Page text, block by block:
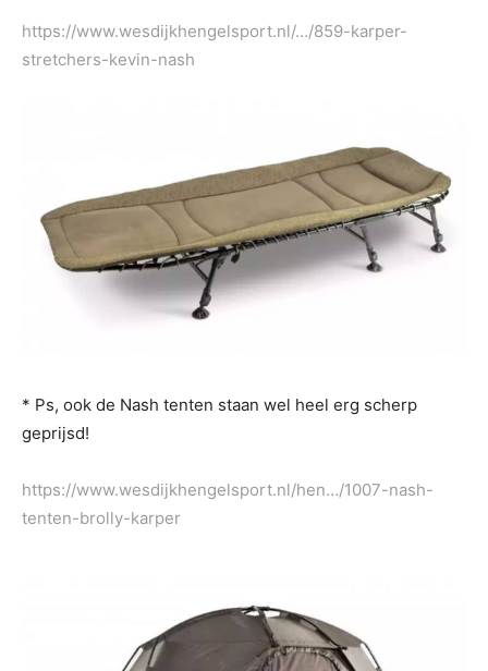
https://www.wesdijkhengelsport.nl/…/859-karper-
stretchers-kevin-nash
* Ps, ook de Nash tenten staan wel heel erg scherp
geprijsd!
https://www.wesdijkhengelsport.nl/hen…/1007-nash-
tenten-brolly-karper